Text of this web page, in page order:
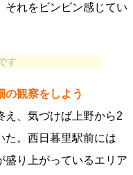
それをビンビン感じてい
す
の観察をしよう
え、気づけば上野から2
た。西日暮里駅前には
盛り上がっているエリア